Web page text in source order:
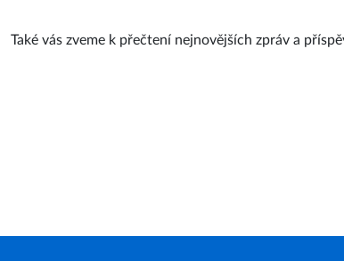
Také vás zveme k přečtení nejnovějších zpráv a